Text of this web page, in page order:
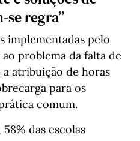
regra”
implementadas pelo
problema da falta de
atribuição de horas
para os
comum.
das escolas